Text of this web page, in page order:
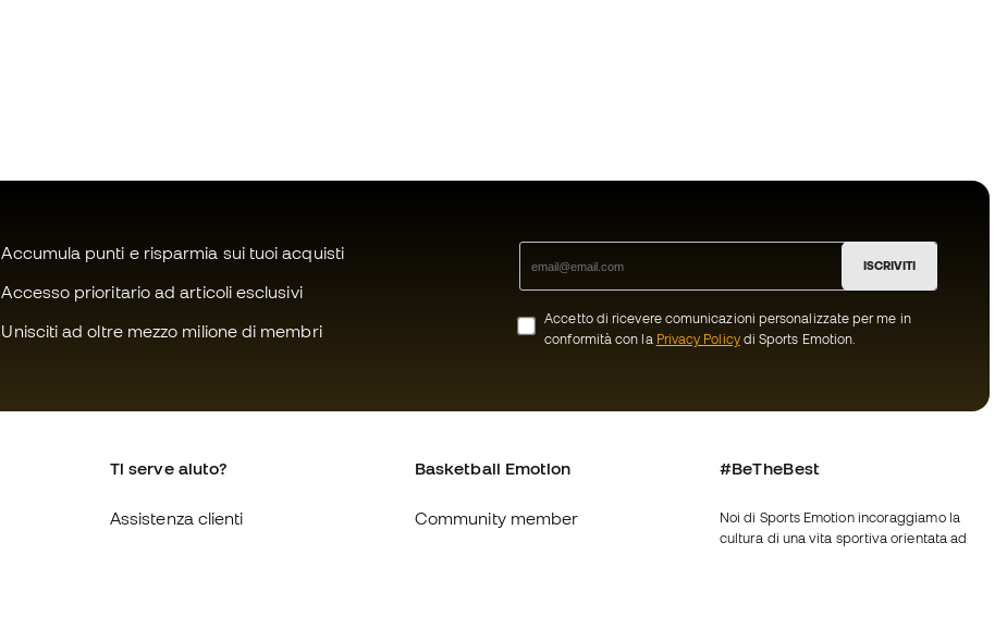
Accumula punti e risparmia sui tuoi acquisti
Accesso prioritario ad articoli esclusivi
Unisciti ad oltre mezzo milione di membri
ISCRIVITI
Accetto di ricevere comunicazioni personalizzate per me in
conformità con la Privacy Policydi Sports Emotion.
Ti serve aiuto?
Assistenza clienti
Basketball Emotion
Community member
#BeTheBest
Noi di Sports Emotion incoraggiamo la
cultura di una vita sportiva orientata ad